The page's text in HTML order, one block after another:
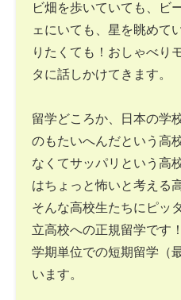
ビ畑を歩いていても、ビ
ェにいても、星を眺めて
りたくても！おしゃべり
タに話しかけてきます。
留学どころか、日本の学
のもたいへんだという高
なくてサッパリという高
はちょっと怖いと考える
そんな高校生たちにピッ
立高校への正規留学です！
学期単位での短期留学（
います。